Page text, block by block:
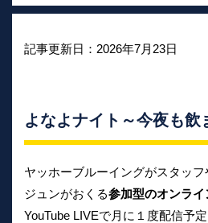
記事更新日：2026年7月23日
よなよナイト～今夜も
ヤッホーブルーイングがスタッ
ジュンがおくる参加型のオンラ
YouTube LIVEで月に１度配信予